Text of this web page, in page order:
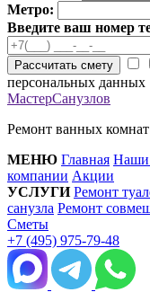
Метро:
Введите ваш номер
Рассчитать смету
персональных данных
МастерСанузлов
Ремонт ванных
МЕНЮ Главная Наши
компании Акции
УСЛУГИ Ремонт
санузла Ремонт
Сметы
+7 (495) 975-79-48